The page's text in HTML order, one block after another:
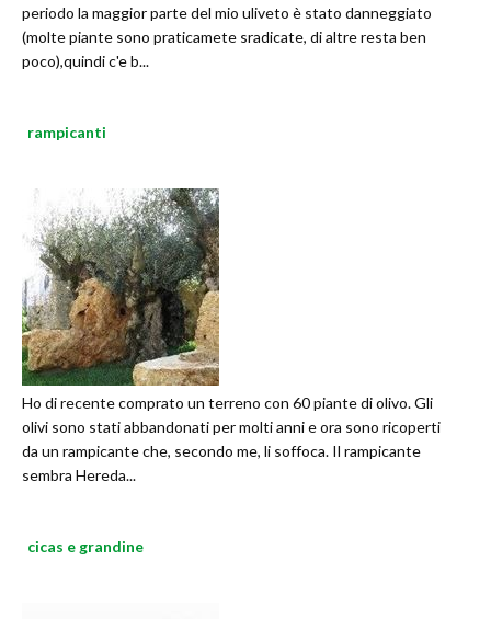
periodo la maggior parte del mio uliveto è stato danneggiato
(molte piante sono praticamete sradicate, di altre resta ben
poco),quindi c'e b...
rampicanti
Ho di recente comprato un terreno con 60 piante di olivo. Gli
olivi sono stati abbandonati per molti anni e ora sono ricoperti
da un rampicante che, secondo me, li soffoca. Il rampicante
sembra Hereda...
cicas e grandine